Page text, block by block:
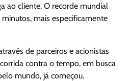
ao cliente. O recorde mundial
mais especificamente
de parceiros e acionistas
contra o tempo, em busca
mundo, já começou.